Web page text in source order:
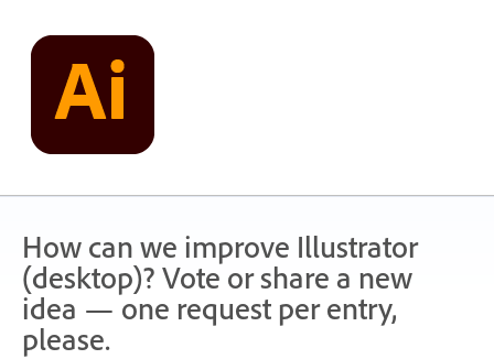
content
How can we improve Illustrator
(desktop)? Vote or share a new
idea — one request per entry,
please.